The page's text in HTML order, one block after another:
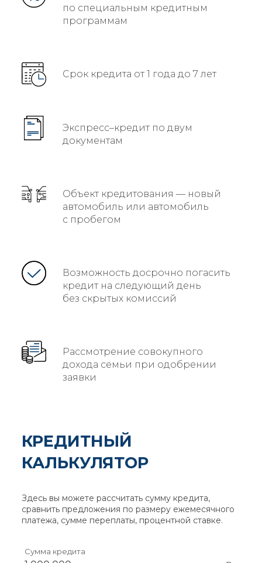
по специальным кредитным
программам
Срок кредита от 1 года до 7 лет
Экспресс–кредит по двум
документам
Объект кредитования — новый
автомобиль или автомобиль
с пробегом
Возможность досрочно погасить
кредит на следующий день
без скрытых комиссий
Рассмотрение совокупного
дохода семьи при одобрении
заявки
КРЕДИТНЫЙ
КАЛЬКУЛЯТОР
Здесь вы можете рассчитать сумму кредита,
сравнить предложения по размеру ежемесячного
платежа, сумме переплаты, процентной ставке.
Сумма кредита